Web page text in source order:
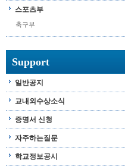
스포츠부
축구부
Support
일반공지
교내외수상소식
증명서 신청
자주하는질문
학교정보공시